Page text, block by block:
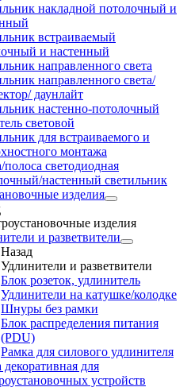
накладной потолочный и
встраиваемый
и настенный
направленного света
направленного света/
даунлайт
настенно-потолочный
световой
для встраиваемого и
монтажа
полоса светодиодная
настенный светильник
изделия
изделия
и разветвители
Назад
Удлинители и разветвители
Блок розеток, удлинитель
Удлинители на катушке/колодке
Шнуры без рамки
Блок распределения питания
(PDU)
Рамка для силового удлинителя
декоративная для
устройств